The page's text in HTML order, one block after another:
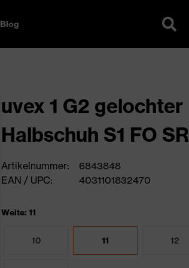
Blog
uvex 1 G2 gelochter
Halbschuh S1 FO SR
Artikelnummer:
6843848
EAN / UPC:
4031101832470
Weite: 11
10 11 12